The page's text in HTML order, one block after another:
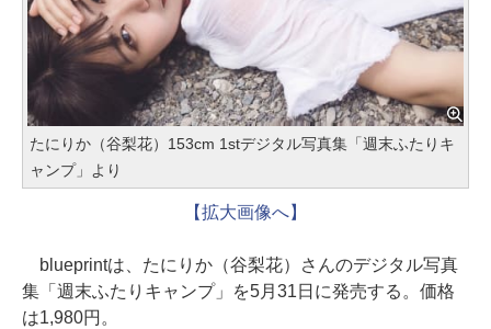
たにりか（谷梨花）153cm 1stデジタル写真集「週末ふたりキ
ャンプ」より
【拡大画像へ】
blueprintは、たにりか（谷梨花）さんのデジタル写真
集「週末ふたりキャンプ」を5月31日に発売する。価格
は1,980円。